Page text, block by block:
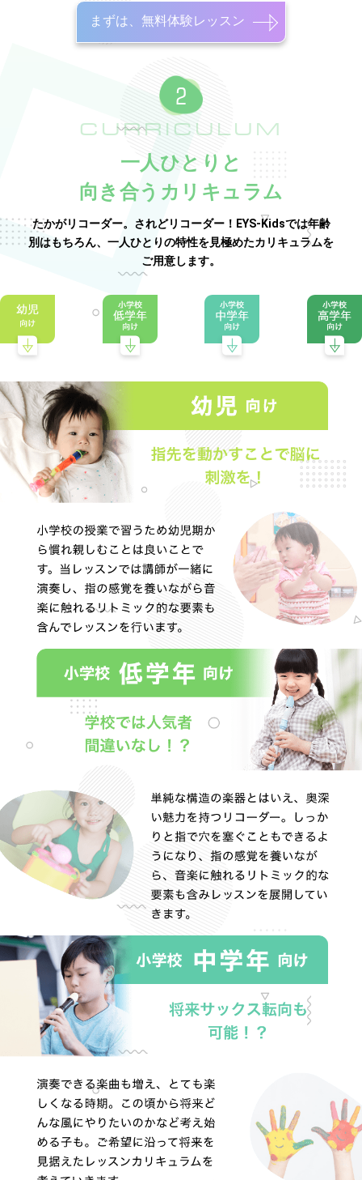
まずは、無料体験レッスン
CURRICULUM
一人ひとりと
向き合うカリキュラム
たかがリコーダー。されどリコーダー！EYS-Kidsでは年齢
別はもちろん、一人ひとりの特性を見極めたカリキュラムを
ご用意します。